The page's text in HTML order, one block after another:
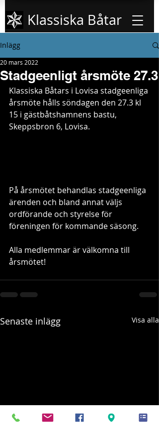
Klassiska Båtar
Inlägg
Stadgeenligt årsmöte 27.3
20 mars 2022
Klassiska Båtars i Lovisa stadgeenliga
årsmöte hålls söndagen den 27.3 kl
15 i gästbåtshamnens bastu,
Skeppsbron 6, Lovisa.
På årsmötet behandlas stadgeenliga
ärenden och bland annat väljs
ordförande och styrelse för
föreningen för kommande säsong.
Alla medlemmar är välkomna till
årsmötet!
Senaste inlägg Visa alla